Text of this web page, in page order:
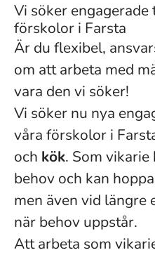
Vi söker
förskolor i Farsta
Är du flexibel,
om att arbeta med
vara den vi söker!
Vi söker nu nya
våra förskolor i
och kök. Som
behov och kan
men även vid
när behov uppstår.
Att arbeta som